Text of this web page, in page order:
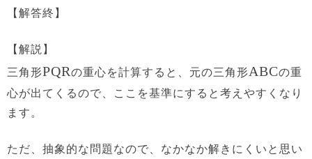
【解答終】
【解説】
三角形PQRの重心を計算すると、元の三角形 ABCの重
心が出てくるので、ここを基準にすると考えやすくなり
ます。
ただ、抽象的な問題なので、なかなか解きにくいと思い